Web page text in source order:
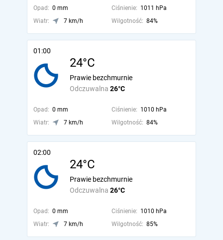
Opad: 0 mm Ciśnienie: 1011 hPa
Wiatr:
7 km/h Wilgotność: 84%
01:00
24°C
Odczuwalna 26°C
Prawie bezchmurnie
Opad: 0 mm Ciśnienie: 1010 hPa
Wiatr:
7 km/h Wilgotność: 84%
02:00
24°C
Odczuwalna 26°C
Prawie bezchmurnie
Opad: 0 mm Ciśnienie: 1010 hPa
Wiatr:
7 km/h Wilgotność: 85%